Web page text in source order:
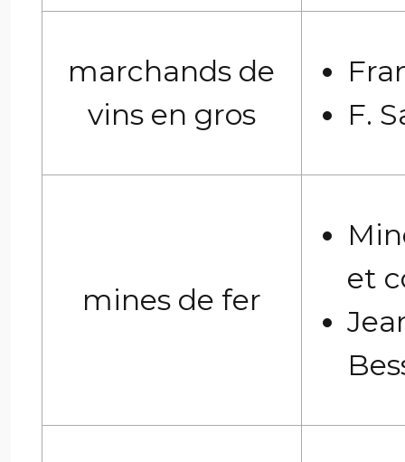
marchands de
vins en gros
F.
mines de fer
et